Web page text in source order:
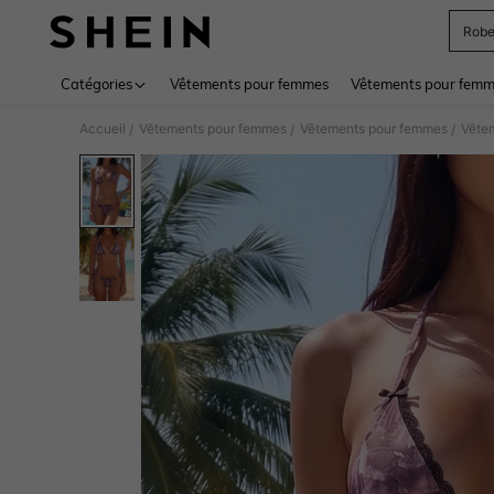
Robe
Catégories Vêtements pour femmes Vêtements pour
Accueil / Vêtements pour femmes / Vêtements pour femmes /